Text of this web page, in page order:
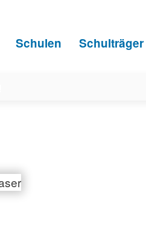
Schulen Schulträger